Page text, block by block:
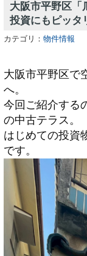
大阪市平野区「
投資にもピッタ
カテゴリ： 物件情報
大阪市平野区で
へ。
今回ご紹介する
の中古テラス。
はじめての投資
です。